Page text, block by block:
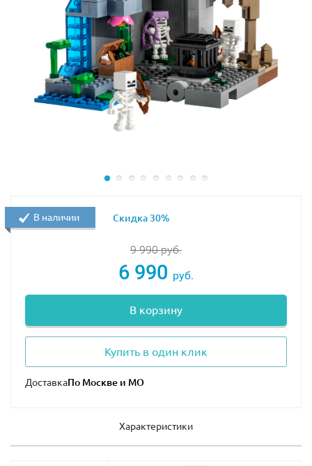
9 990руб.
6 990 руб.
В корзину
Купить в один клик
Доставка
В наличии Скидка 30%
Характеристики